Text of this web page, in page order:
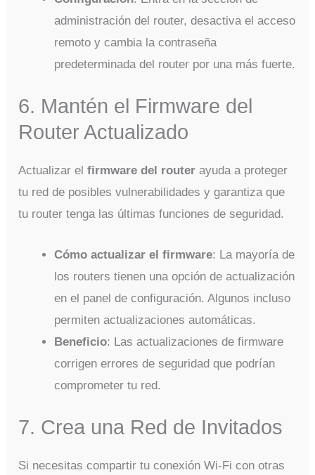
administración del router, desactiva el acceso
remoto y cambia la contraseña
predeterminada del router por una más fuerte.
6. Mantén el Firmware del
Router Actualizado
Actualizar elfirmware del router ayuda a proteger
tu red de posibles vulnerabilidades y garantiza que
tu router tenga las últimas funciones de seguridad.
Cómo actualizar el firmware: La mayoría de
los routers tienen una opción de actualización
en el panel de configuración. Algunos incluso
permiten actualizaciones automáticas.
Beneficio: Las actualizaciones de firmware
corrigen errores de seguridad que podrían
comprometer tu red.
7. Crea una Red de Invitados
Si necesitas compartir tu conexión Wi-Fi con otras